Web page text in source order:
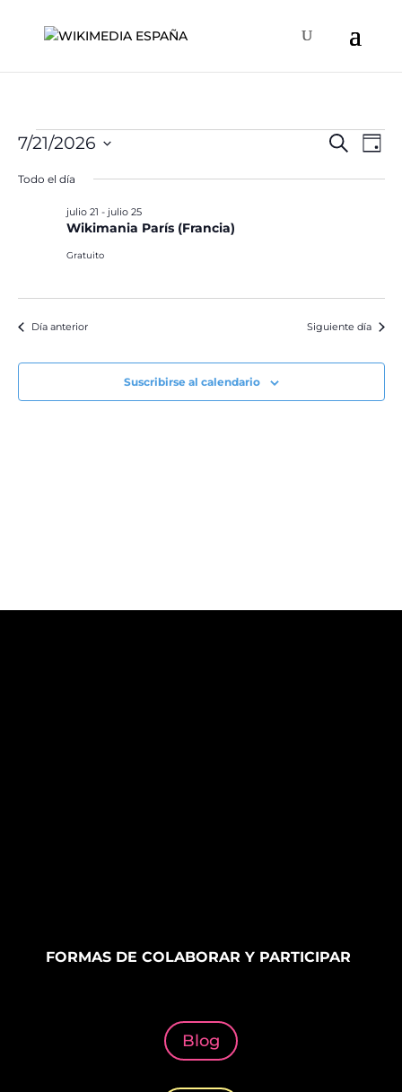
Eventos
en
2026
Buscar
de
Día
7/21/2026
la
Todo el día
Wikimania París (Francia)
julio 21 - julio 25
Gratuito
Día anterior Siguiente día
Suscribirse al calendario
FORMAS DE COLABORAR Y PARTICIPAR
Blog